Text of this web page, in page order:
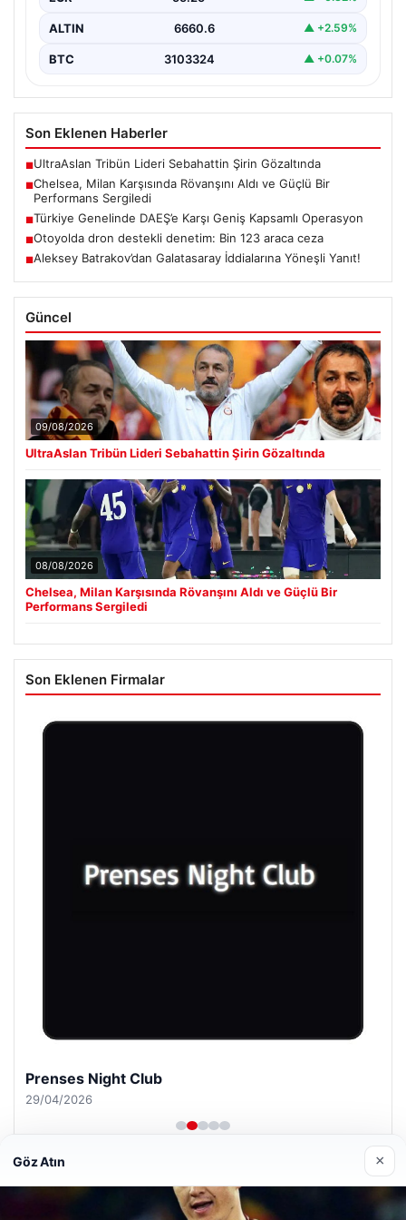
ALTIN 6660.6 ▲ +2.59%
BTC 3103324 ▲ +0.07%
Son Eklenen Haberler
■UltraAslan Tribün Lideri Sebahattin Şirin Gözaltında
■Chelsea, Milan Karşısında Rövanşını Aldı ve Güçlü Bir
Performans Sergiledi
■Türkiye Genelinde DAEŞ’e Karşı Geniş Kapsamlı Operasyon
■Otoyolda dron destekli denetim: Bin 123 araca ceza
■Aleksey Batrakov’dan Galatasaray İddialarına Yöneşli Yanıt!
Güncel
09/08/2026
UltraAslan Tribün Lideri Sebahattin Şirin Gözaltında
08/08/2026
Chelsea, Milan Karşısında Rövanşını Aldı ve Güçlü Bir
Performans Sergiledi
Son Eklenen Firmalar
Prenses Night Club
29/04/2026
Göz Atın ×